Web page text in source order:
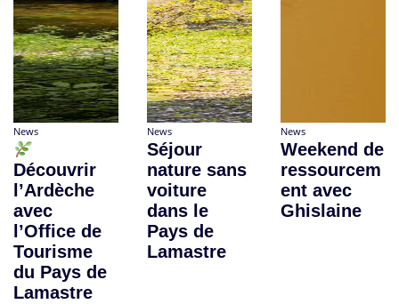
News
Découvrir
l’Ardèche
avec
l’Office de
Tourisme
du Pays de
Lamastre
News
Séjour
nature sans
voiture
dans le
Pays de
Lamastre
News
Weekend de
ressourcem
ent avec
Ghislaine